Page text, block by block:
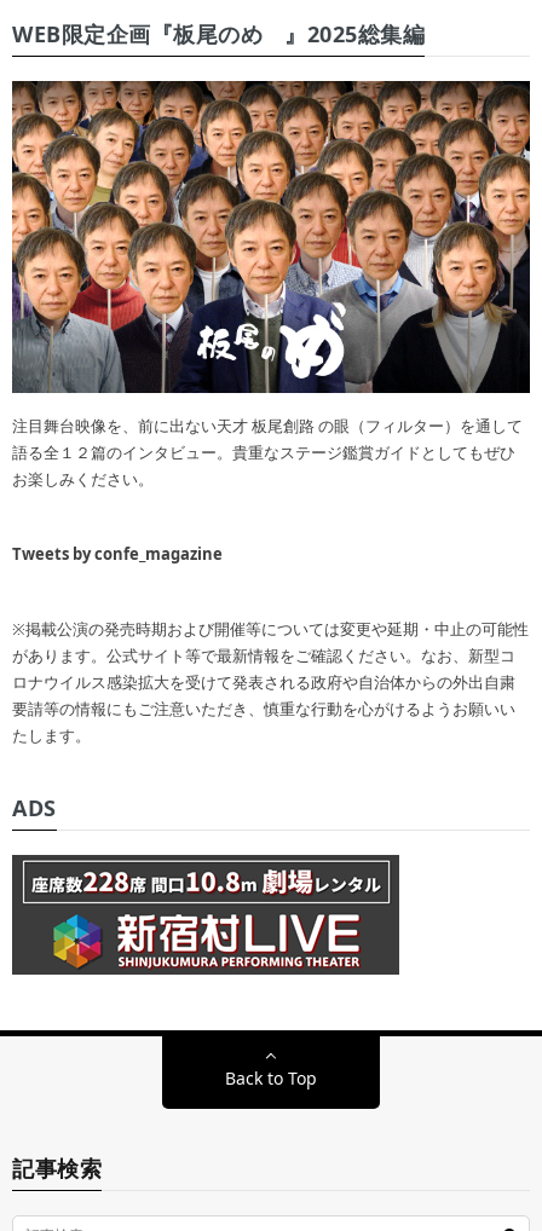
WEB限定企画『板尾のめ゙』2025総集編
注目舞台映像を、前に出ない天才 板尾創路 の眼（フィルター）を通して
語る全１２篇のインタビュー。貴重なステージ鑑賞ガイドとしてもぜひ
お楽しみください。
Tweets by confe_magazine
※掲載公演の発売時期および開催等については変更や延期・中止の可能性
があります。公式サイト等で最新情報をご確認ください。なお、新型コ
ロナウイルス感染拡大を受けて発表される政府や自治体からの外出自粛
要請等の情報にもご注意いただき、慎重な行動を心がけるようお願いい
たします。
ADS
Back to Top
記事検索